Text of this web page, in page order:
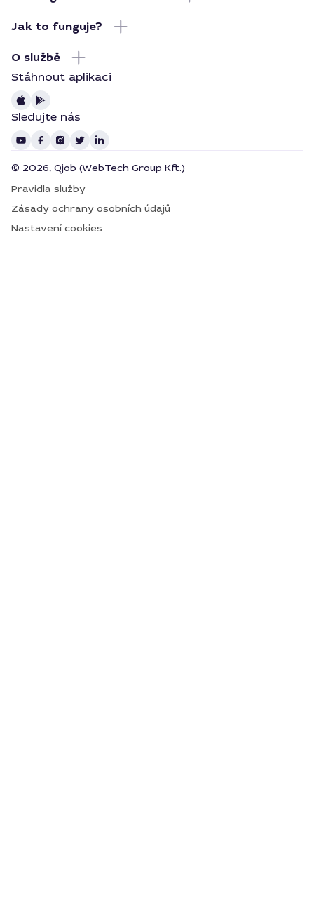
Jak to funguje?
O službě
Stáhnout aplikaci
Sledujte nás
© 2026, Qjob (WebTech Group Kft.)
Pravidla služby
Zásady ochrany osobních údajů
Nastavení cookies